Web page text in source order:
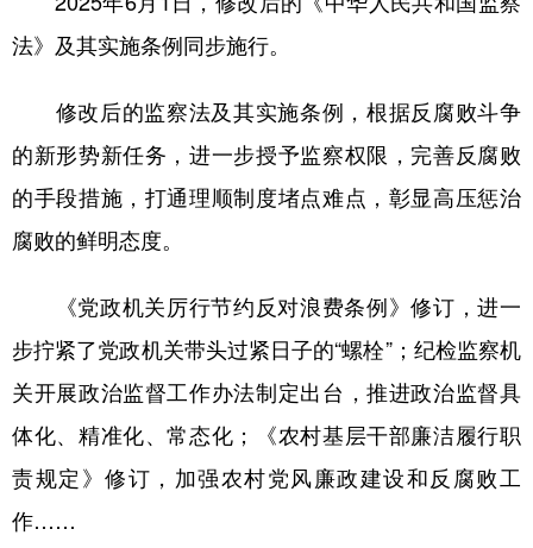
法》及其实施条例同步施行。
修改后的监察法及其实施条例，根据反腐败斗争
的新形势新任务，进一步授予监察权限，完善反腐败
的手段措施，打通理顺制度堵点难点，彰显高压惩治
腐败的鲜明态度。
《党政机关厉行节约反对浪费条例》修订，进一
步拧紧了党政机关带头过紧日子的“螺栓”；纪检监察机
关开展政治监督工作办法制定出台，推进政治监督具
体化、精准化、常态化；《农村基层干部廉洁履行职
责规定》修订，加强农村党风廉政建设和反腐败工
作……